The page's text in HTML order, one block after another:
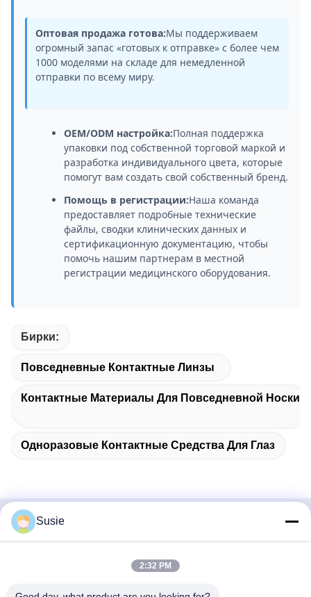
Оптовая продажа готова:Мы поддерживаем
огромный запас «готовых к отправке» с более чем
1000 моделями на складе для немедленной
отправки по всему миру.
OEM/ODM настройка:Полная поддержка
упаковки под собственной торговой маркой и
разработка индивидуального цвета, которые
помогут вам создать свой собственный бренд.
Помощь в регистрации:Наша команда
предоставляет подробные технические
файлы, сводки клинических данных и
сертификационную документацию, чтобы
помочь нашим партнерам в местной
регистрации медицинского оборудования.
Бирки:
Повседневные Контактные Линзы
Контактные Материалы Для Повседневной Носки
Одноразовые Контактные Средства Для Глаз
Быстрый контакт
Susie
2:32 PM